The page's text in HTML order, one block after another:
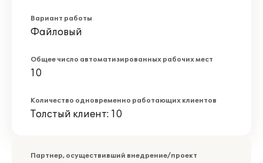
Вариант работы
Файловый
Общее число автоматизированных рабочих мест
10
Количество одновременно работающих клиентов
Толстый клиент: 10
Партнер, осуществивший внедрение/проект